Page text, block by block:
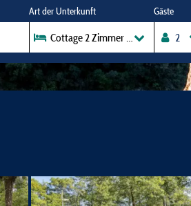
Art der Unterkunft
Cottage 2 Zimmer ***
Gäste